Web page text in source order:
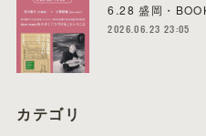
6.28 盛岡・
2026.06.23 23:05
カテゴリ